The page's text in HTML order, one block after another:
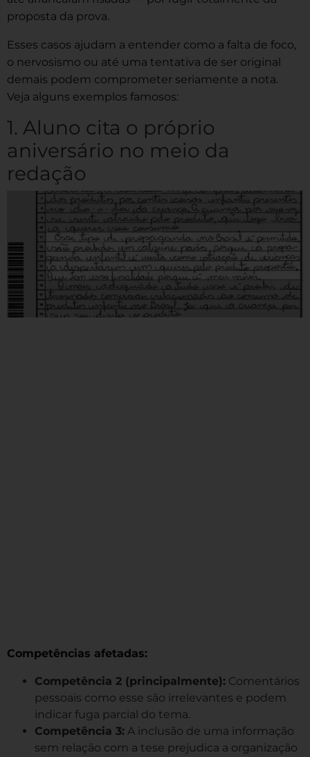
proposta da prova.
Esses casos ajudam a entender como a falta de foco,
o nervosismo ou até uma tentativa de ser original
demais podem comprometer seriamente a nota.
Veja alguns exemplos famosos:
1. Aluno cita o próprio
aniversário no meio da
redação
Competências afetadas:
Competência 2 (principalmente): Comentários
pessoais como esse são irrelevantes e podem
indicar fuga parcial do tema.
Competência 3: A inclusão de uma informação
sem relação com a tese prejudica a organização